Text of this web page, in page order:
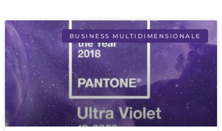
BUSINESS MULTIDIMENSIONALE